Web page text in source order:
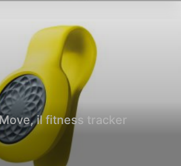
il fitness tracker